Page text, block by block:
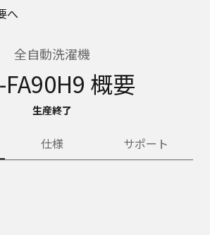
へ
全自動洗濯機
FA90H9 概要
生産終了
仕様 サポート